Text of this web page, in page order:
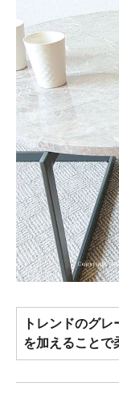
トレンドのグ
を加えることで